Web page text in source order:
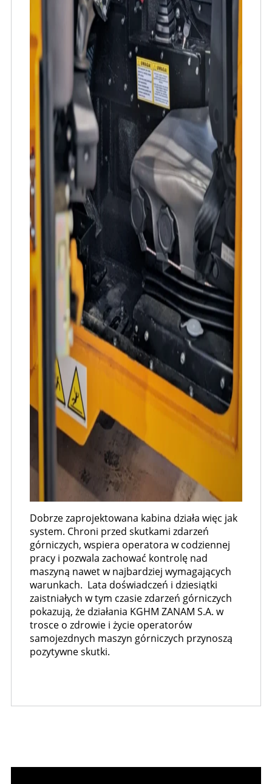
Dobrze zaprojektowana kabina działa więc jak
system. Chroni przed skutkami zdarzeń
górniczych, wspiera operatora w codziennej
pracy i pozwala zachować kontrolę nad
maszyną nawet w najbardziej wymagających
warunkach. Lata doświadczeń i dziesiątki
zaistniałych w tym czasie zdarzeń górniczych
pokazują, że działania KGHM ZANAM S.A. w
trosce o zdrowie i życie operatorów
samojezdnych maszyn górniczych przynoszą
pozytywne skutki.